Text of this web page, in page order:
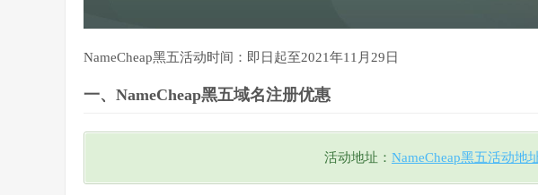
NameCheap黑五活动时间：即日起至2021年11月29日
一、NameCheap黑五域名注册优惠
活动地址： NameCheap黑五活动地